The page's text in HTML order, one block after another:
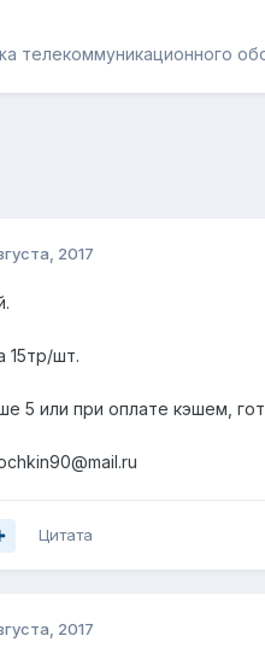
телекоммуникационного
2017
15тр/шт.
5 или при оплате кэшем,
Цитата
2017